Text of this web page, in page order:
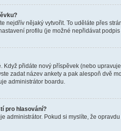
nejdřív nějaký vytvořit. To uděláte přes
profilu (je možné nepřidávat
Když přidáte nový příspěvek (nebo
zadat název ankety a pak alespoň dvě
administrátor boardu.
pro hlasování?
administrátor. Pokud si myslíte, že